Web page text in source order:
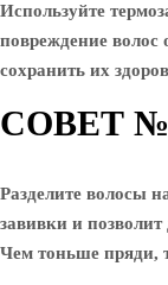
Используйте
повреждение волос
сохранить их
СОВЕТ
Разделите волосы
завивки и позволит
Чем тоньше пряди,